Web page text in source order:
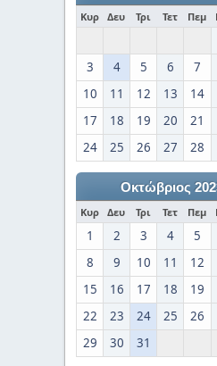
Κυρ Δευ Τρι Τετ Πεμ
3
4 5 6 7
10
11 12 13 14
17
18 19 20 21
24
25 26 27 28
Οκτώβριος
Κυρ Δευ Τρι Τετ Πεμ
1 2 3 4 5
8
9 10 11 12
15
16 17 18 19
22
23 24 25 26
29
30 31